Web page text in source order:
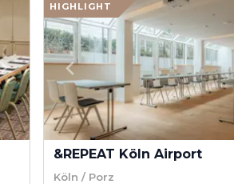
HIGHLIGHT
&REPEAT Köln Airport
Köln / Porz